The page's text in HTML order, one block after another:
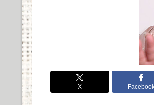
X Facebook